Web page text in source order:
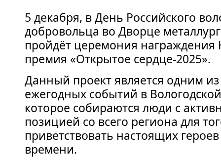
5 декабря, в День Российского
добровольца во Дворце
пройдёт церемония награждения
премия «Открытое сердце-2025».
Данный проект является одним
ежегодных событий в
которое собираются люди с
позицией со всего региона для
приветствовать настоящих
времени.